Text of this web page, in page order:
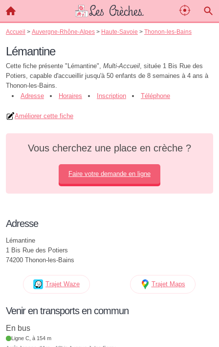
Accueil > Auvergne-Rhône-Alpes > Haute-Savoie > Thonon-les-Bains
Lémantine
Cette fiche présente "Lémantine", Multi-Accueil, située 1 Bis Rue des
Potiers, capable d'accueillir jusqu'à 50 enfants de 8 semaines à 4 ans à
Thonon-les-Bains.
Adresse
Horaires Inscription Téléphone
Améliorer cette fiche
Vous cherchez une place en crèche ?
Faire votre demande en ligne
Adresse
Lémantine
1 Bis Rue des Potiers
74200 Thonon-les-Bains
Trajet Waze Trajet Maps
Venir en transports en commun
En bus
Ligne C, à 154 m